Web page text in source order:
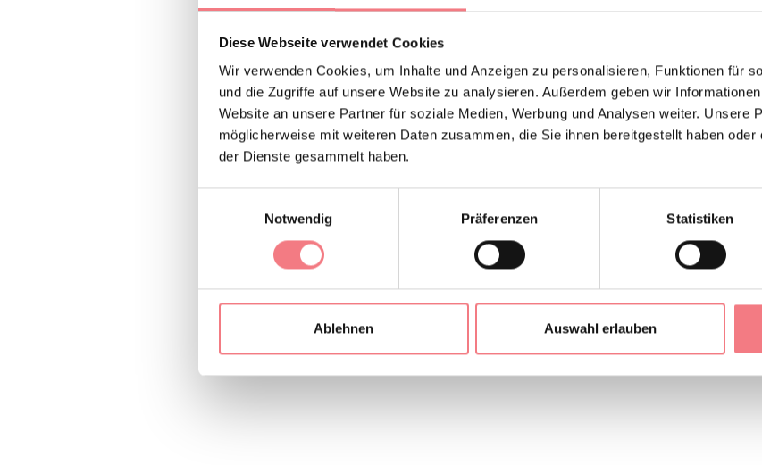
Diese Webseite verwendet Cookies
Wir verwenden Cookies, um Inhalte und Anzeigen zu personalisieren, Funktionen für
und die Zugriffe auf unsere Website zu analysieren. Außerdem geben wir
Website an unsere Partner für soziale Medien, Werbung und Analysen weiter. Unsere
möglicherweise mit weiteren Daten zusammen, die Sie ihnen bereitgestellt haben
der Dienste gesammelt haben.
Notwendig
Präferenzen Statistiken
Ablehnen Auswahl erlauben
zudem über eine große Wiese mit Spielgeräten, auf der die kleineren Kinder
Am Ende des Erlebnisses besteht die Möglichkeit, die Produkte des
Erfahrung buchen über das Formular, wähle das Datum und kaufe dein